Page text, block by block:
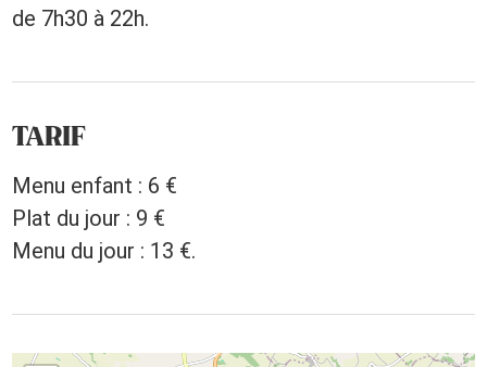
de 7h30 à 22h.
TARIF
Menu enfant : 6 €
Plat du jour : 9 €
Menu du jour : 13 €.